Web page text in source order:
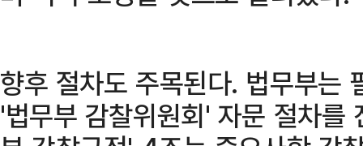
향후 절차도 주목된다. 법무부는
'법무부 감찰위원회' 자문 절차를